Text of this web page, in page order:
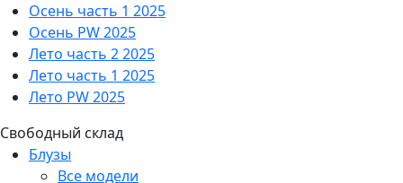
Осень часть 1 2025
Осень PW 2025
Лето часть 2 2025
Лето часть 1 2025
Лето PW 2025
Свободный склад
Блузы
Все модели